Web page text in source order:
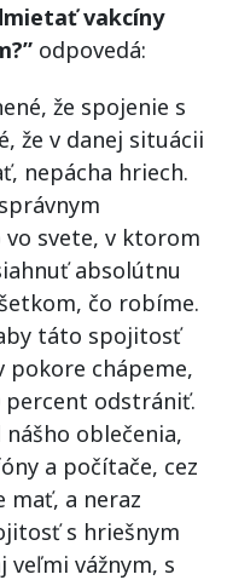
vakcíny
odpovedá:
že spojenie s
že v danej situácii
nepácha hriech.
svete, v ktorom
absolútnu
čo robíme.
táto spojitosť
pokore chápeme,
percent odstrániť.
oblečenia,
a počítače, cez
mať, a neraz
s hriešnym
vážnym, s